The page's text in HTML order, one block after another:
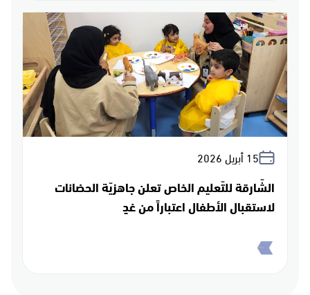
15 أبريل 2026
الشّارقة للتّعليم الخاص تعلن جاهزيّة الحضانات
لاستقبال الأطفال اعتباراً من غدٍ